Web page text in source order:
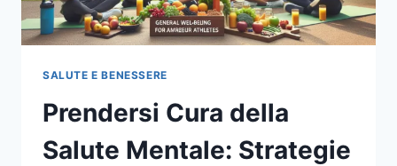
SALUTE E BENESSERE
Prendersi Cura della
Salute Mentale: Strategie